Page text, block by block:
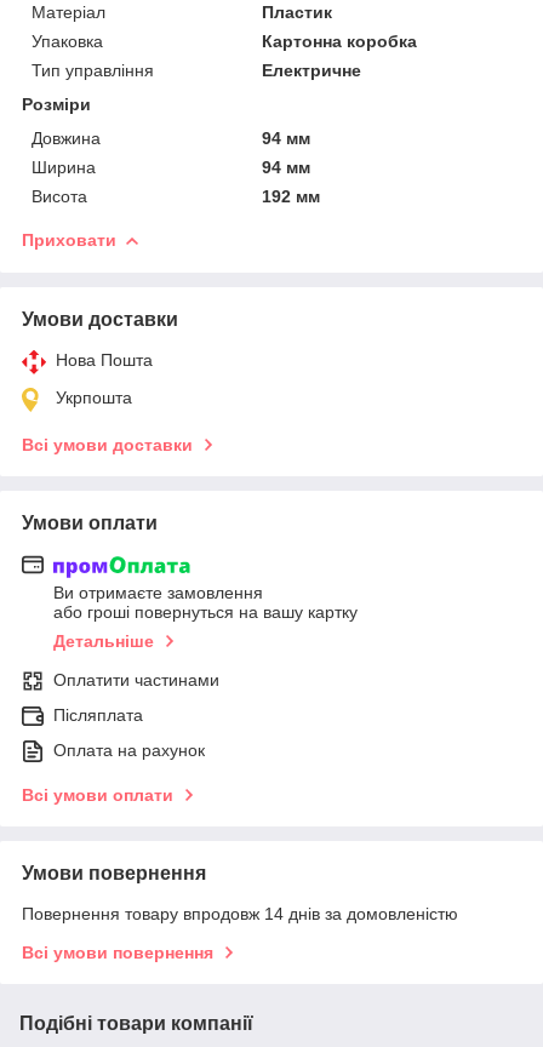
Матеріал
Пластик
Упаковка
Картонна коробка
Тип управління
Електричне
Розміри
Довжина
94 мм
Ширина
94 мм
Висота
192 мм
Приховати
Умови доставки
Нова Пошта
Укрпошта
Всі умови доставки
Умови оплати
Ви отримаєте замовлення
або гроші повернуться на вашу картку
Детальніше
Оплатити частинами
Післяплата
Оплата на рахунок
Всі умови оплати
Умови повернення
Повернення товару впродовж 14 днів за домовленістю
Всі умови повернення
Подібні товари компанії